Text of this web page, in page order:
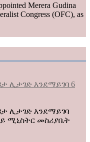
Merera Gudina
Congress (OFC), as
ሊታገድ እንደማይገባ 6
ሊታገድ እንደማይገባ
ሚኒስትር መስሪያቤት